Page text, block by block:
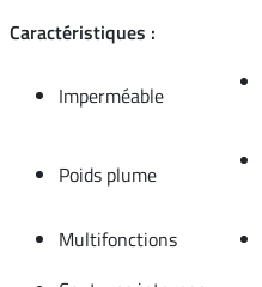
Caractéristiques :
Imperméable
Poids plume
Multifonctions